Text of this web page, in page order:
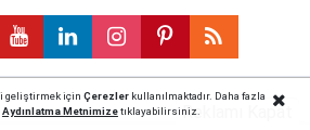
geliştirmek için Çerezlerkullanılmaktadır. Daha fazla
Aydınlatma Metnimizetıklayabilirsiniz.Reklamı Kapat